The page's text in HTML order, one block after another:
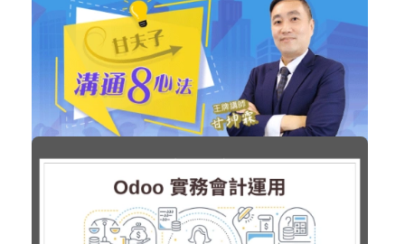
善用數據管理提升經營績效
企業經營 加入購物車
購買後有效期限：2028-08-08
3552
加入購物車
購買後有效期限：課程下架時